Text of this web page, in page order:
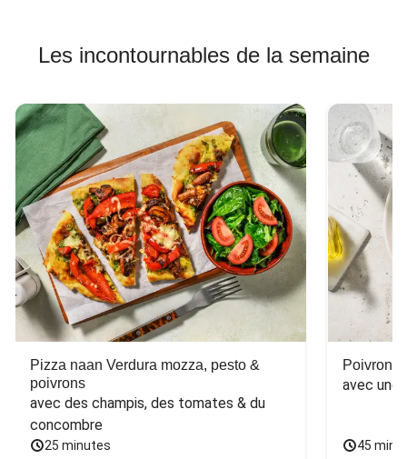
Les incontournables de la semaine
Pizza naan Verdura mozza, pesto &
poivrons
avec des champis, des tomates & du
concombre
25 minutes
Poivron
avec une
45